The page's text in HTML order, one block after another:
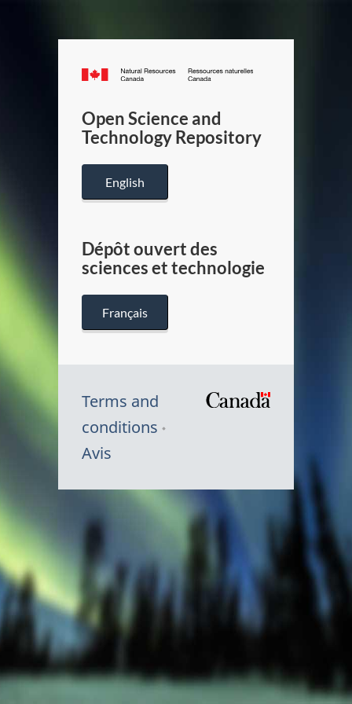
Canada.ca
/
Canada
Open Science and
Technology Repository
English
Dépôt ouvert des
sciences et technologie
Français
Terms and
conditions
Avis
Canada